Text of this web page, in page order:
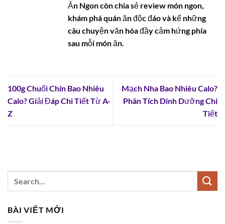
Ăn Ngon còn chia sẻ review món ngon,
khám phá quán ăn độc đáo và kể những
câu chuyện văn hóa đầy cảm hứng phía
sau mỗi món ăn.
100g Chuối Chín Bao Nhiêu
Calo? Giải Đáp Chi Tiết Từ A-
Z
Mạch Nha Bao Nhiêu Calo?
Phân Tích Dinh Dưỡng Chi
Tiết
BÀI VIẾT MỚI